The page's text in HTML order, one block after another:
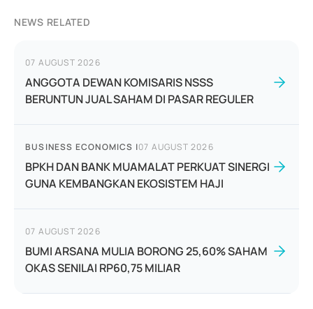
NEWS RELATED
07 AUGUST 2026
ANGGOTA DEWAN KOMISARIS NSSS
BERUNTUN JUAL SAHAM DI PASAR REGULER
BUSINESS ECONOMICS |07 AUGUST 2026
BPKH DAN BANK MUAMALAT PERKUAT SINERGI
GUNA KEMBANGKAN EKOSISTEM HAJI
07 AUGUST 2026
BUMI ARSANA MULIA BORONG 25,60% SAHAM
OKAS SENILAI RP60,75 MILIAR